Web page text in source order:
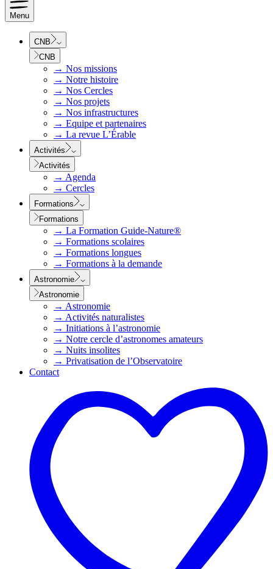
Menu
CNB
CNB
→ Nos missions
→ Notre histoire
→ Nos Cercles
→ Nos projets
→ Nos infrastructures
→ Equipe et partenaires
→ La revue L’Érable
Activités
Activités
→ Agenda
→ Cercles
Formations
Formations
→ La Formation Guide-Nature®
→ Formations scolaires
→ Formations longues
→ Formations à la demande
Astronomie
Astronomie
→ Astronomie
→ Activités naturalistes
→ Initiations à l’astronomie
→ Notre cercle d’astronomes amateurs
→ Nuits insolites
→ Privatisation de l’Observatoire
Contact